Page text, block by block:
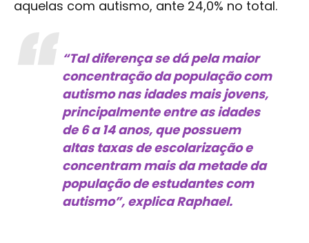
aquelas com autismo, ante 24,0% no total.
“Tal diferença se dá pela maior
concentração da população com
autismo nas idades mais jovens,
principalmente entre as idades
de 6 a 14 anos, que possuem
altas taxas de escolarização e
concentram mais da metade da
população de estudantes com
autismo”, explica Raphael.